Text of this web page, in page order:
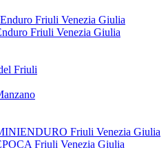
Friuli Venezia Giulia
Friuli Venezia Giulia
Friuli
Friuli Venezia Giulia
Friuli Venezia Giulia